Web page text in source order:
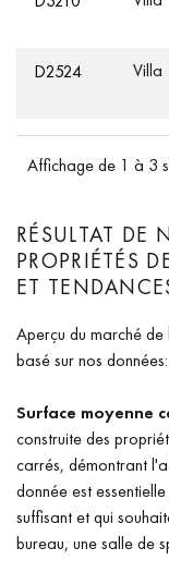
D2524 Villa
Affichage de 1 à 3
RÉSULTAT DE
PROPRIÉTÉS
ET
Aperçu du marché de
basé sur nos données:
Surface moyenne
construite des
carrés, démontrant
donnée est
suffisant et qui
bureau, une salle de